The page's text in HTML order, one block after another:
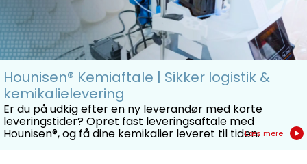
Hounisen® Kemiaftale | Sikker logistik &
kemikalielevering
Er du på udkig efter en ny leverandør med korte
leveringstider? Opret fast leveringsaftale med
Hounisen®, og få dine kemikalier leveret til tiden.Læs mere